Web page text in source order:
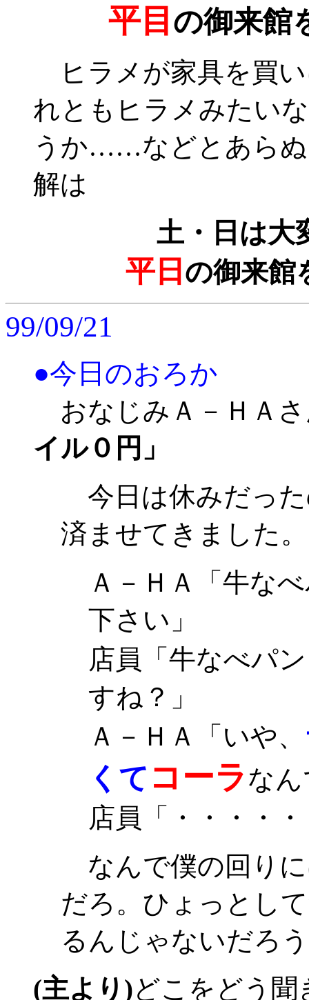
平目 の御来館
ヒラメが家具を買
れともヒラメみたい
うか……などとあらぬ
解は
土・日は大
平日 の御来館
99/09/21
●今日のおろか
おなじみＡ－ＨＡ
イル０円」
今日は休みだっ
済ませてきました
Ａ－ＨＡ「牛な
下さい」
店員「牛なべパ
すね？」
Ａ－ＨＡ「いや、
くて コーラな
店員「・・・・
なんで僕の回り
だろ。ひょっとし
るんじゃないだろ
(主より)どこをどう